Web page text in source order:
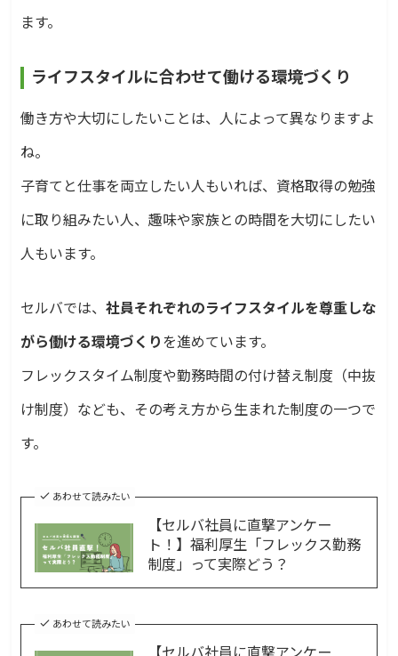
ます。
ライフスタイルに合わせて働ける環境づくり
働き方や大切にしたいことは、人によって異なりますよ
ね。
子育てと仕事を両立したい人もいれば、資格取得の勉強
に取り組みたい人、趣味や家族との時間を大切にしたい
人もいます。
セルバでは、社員それぞれのライフスタイルを尊重しな
がら働ける環境づくり を進めています。
フレックスタイム制度や勤務時間の付け替え制度（中抜
け制度）なども、その考え方から生まれた制度の一つで
す。
あわせて読みたい
【セルバ社員に直撃アンケー
ト！】福利厚生「フレックス勤務
制度」って実際どう？
あわせて読みたい
【セルバ社員に直撃アンケー